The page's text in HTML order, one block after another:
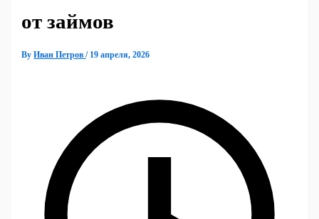
от займов
ByИван Петров/ 19 апреля, 2026